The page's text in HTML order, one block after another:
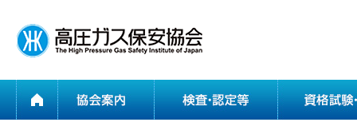
協会案内